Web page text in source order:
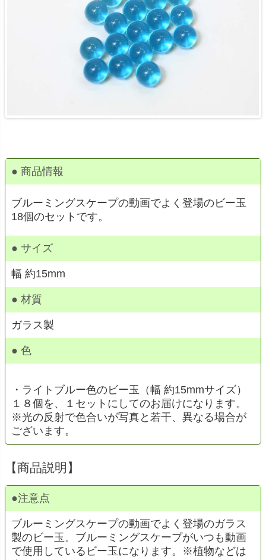
● 商品情報
ブルーミングスケープの動画でよく登場のビー玉
18個のセットです。
● サイズ
幅 約15mm
● 材質
ガラス製
● 色
・ライトブルー色のビー玉（幅 約15mmサイズ）
１８個を、１セットにしてのお届けになります。
※光の反射で色合いが写真と若干、異なる場合が
ございます。
【商品説明】
●注意点
ブルーミングスケープの動画でよく登場のガラス
製のビー玉。ブルーミングスケープがいつも動画
で使用しているビー玉になります。※植物などは